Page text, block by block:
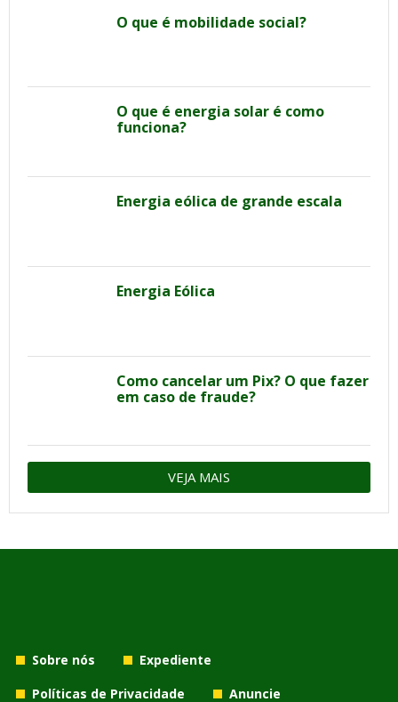
O que é mobilidade social?
O que é energia solar é como
funciona?
Energia eólica de grande escala
Energia Eólica
Como cancelar um Pix? O que fazer
em caso de fraude?
VEJA MAIS
Sobre nós
Expediente
Políticas de Privacidade
Anuncie